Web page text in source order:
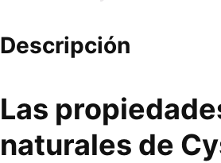
Descripción
Las
naturales de